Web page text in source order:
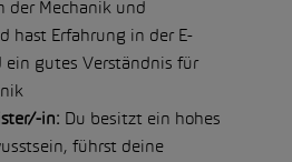
der Mechanik und
hast Erfahrung in der E-
ein gutes Verständnis für
in: Du besitzt ein hohes
führst deine